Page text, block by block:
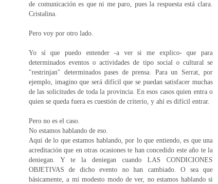
de comunicación es que ni me paro, pues la respuesta está clara.
Cristalina.
Pero voy por otro lado.
Yo sí que puedo entender -a ver si me explico- que para
determinados eventos o actividades de tipo social o cultural se
"restrinjan" determinados pases de prensa. Para un Serrat, por
ejemplo, imagino que será difícil que se puedan satisfacer muchas
de las solicitudes de toda la provincia. En esos casos quien entra o
quien se queda fuera es cuestión de criterio, y ahí es difícil entrar.
Pero no es el caso.
No estamos hablando de eso.
Aquí de lo que estamos hablando, por lo que entiendo, es que una
acreditación que en otras ocasiones te han concedido este año te la
deniegan. Y te la deniegan cuando LAS CONDICIONES
OBJETIVAS de dicho evento no han cambiado. O sea que
básicamente, a mi modesto modo de ver, no estamos hablando si